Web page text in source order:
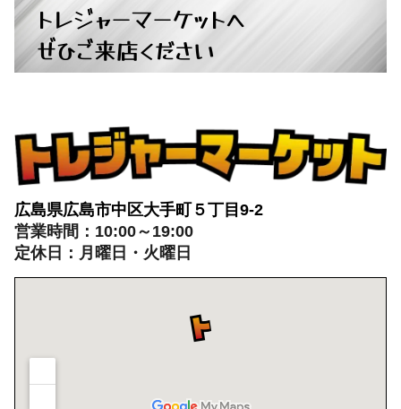
トレジャーマーケットへ
ぜひご来店ください
広島県広島市中区大手町５丁目9-2
営業時間：10:00～19:00
定休日：月曜日・火曜日